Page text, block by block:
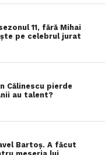
11, fără Mihai
pe celebrul jurat
Călinescu pierde
au talent?
Bartoș. A făcut